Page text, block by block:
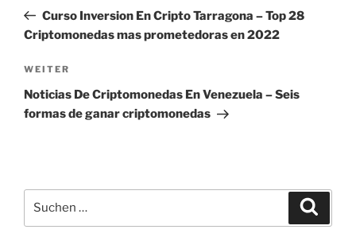
Beitrag
Curso Inversion En Cripto Tarragona – Top 28
Criptomonedas mas prometedoras en 2022
Nächster
Beitrag
WEITER
Noticias De Criptomonedas En Venezuela – Seis
formas de ganar criptomonedas
nach: